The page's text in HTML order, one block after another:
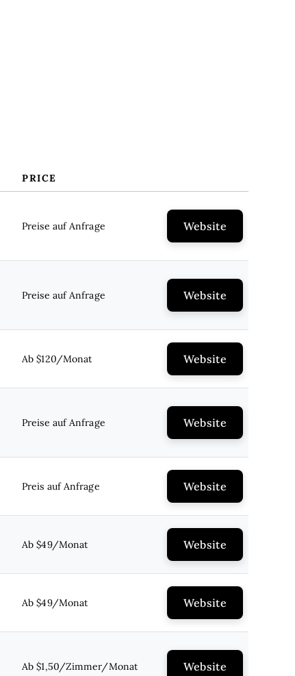
PRICE
Preise auf Anfrage Website
Preise auf Anfrage Website
Ab $120/Monat Website
Preise auf Anfrage Website
Preis auf Anfrage Website
Ab $49/Monat Website
Ab $49/Monat Website
Ab $1,50/Zimmer/Monat Website